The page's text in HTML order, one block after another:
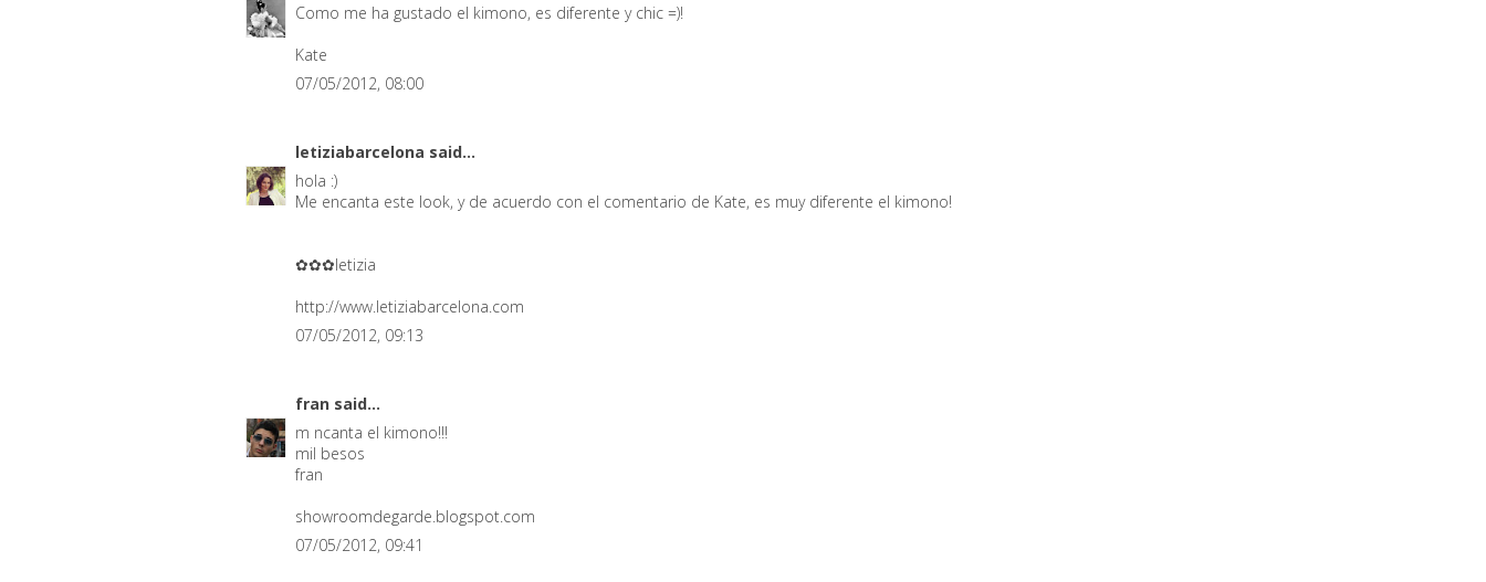
Como me ha gustado el kimono, es diferente y chic =)!
Kate
07/05/2012, 08:00
letiziabarcelona said...
hola :)
Me encanta este look, y de acuerdo con el comentario de Kate, es muy diferente el kimono!
✿✿✿letizia
http://www.letiziabarcelona.com
07/05/2012, 09:13
fran said...
m ncanta el kimono!!!
mil besos
fran
showroomdegarde.blogspot.com
07/05/2012, 09:41